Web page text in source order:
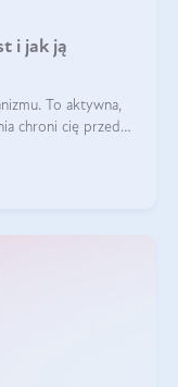
i jak ją
To aktywna,
chroni cię przed